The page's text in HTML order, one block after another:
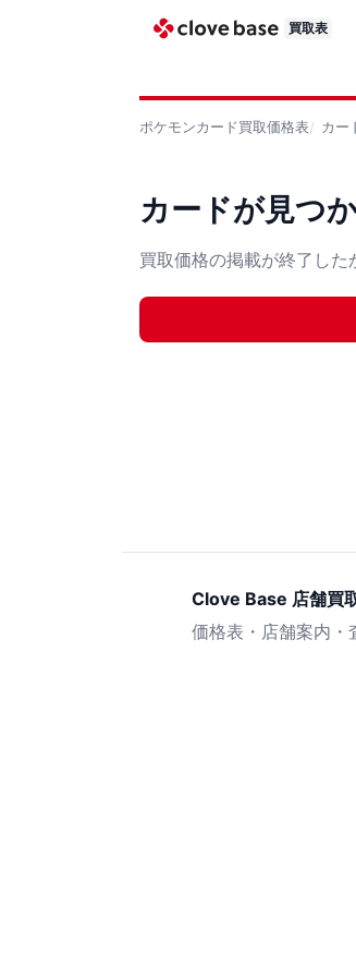
買取表
ポケモンカード買取価格表 カー
カードが見つ
買取価格の掲載が終了した
Clove Base 店舗買
価格表・店舗案内・